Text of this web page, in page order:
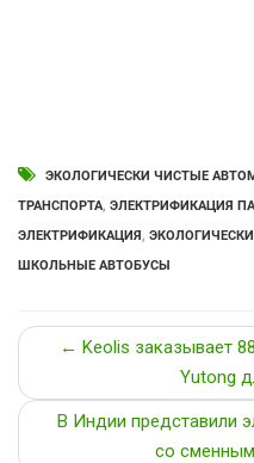
ЭКОЛОГИЧЕСКИ ЧИСТЫЕ
ТРАНСПОРТА, ЭЛЕКТРИФИКАЦИЯ
ЭЛЕКТРИФИКАЦИЯ,
ШКОЛЬНЫЕ АВТОБУСЫ
← Keolis заказывает
Yutong
В Индии представили
со